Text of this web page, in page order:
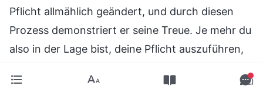
Pflicht allmählich geändert, und durch diesen
Prozess demonstriert er seine Treue. Je mehr du
also in der Lage bist, deine Pflicht auszuführen,
können, und umso praktischer wird dein